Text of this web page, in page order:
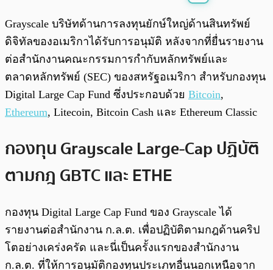
พร้อมเล่น 0:00 0:00
Grayscale บริษัทด้านการลงทุนยักษ์ใหญ่ด้านสินทรัพย์
ดิจิทัลของอเมริกาได้รับการอนุมัติ หลังจากที่ยื่นรายงาน
ต่อสำนักงานคณะกรรมการกำกับหลักทรัพย์และ
ตลาดหลักทรัพย์ (SEC) ของสหรัฐอเมริกา สำหรับกองทุน
Digital Large Cap Fund ซึ่งประกอบด้วย Bitcoin,
Ethereum, Litecoin, Bitcoin Cash และ Ethereum Classic
กองทุน Grayscale Large-Cap ปฏิบัติ
ตามกฎ GBTC และ ETHE
กองทุน Digital Large Cap Fund ของ Grayscale ได้
รายงานต่อสำนักงาน ก.ล.ต. เพื่อปฏิบัติตามกฎด้านคริป
โตอย่างเคร่งครัด และนี่เป็นครั้งแรกของสำนักงาน
ก.ล.ต. ที่ให้การอนุมัติกองทุนประเภทอื่นนอกเหนือจาก